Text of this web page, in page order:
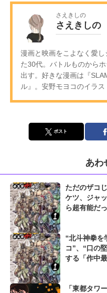
さえきしの
さえきしの
漫画と映画をこよなく愛
た30代。バトルものから
出す。好きな漫画は『
ル』。安野モヨコのイラス
ポスト
あわ
ただのザコ
ケツ、ジャ
ら超有能だ
“北斗神拳を
コ”、“口の
する「作中
「東都タワ